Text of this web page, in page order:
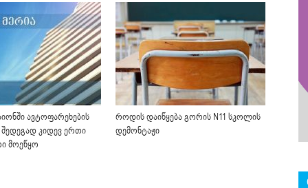
ავტოფარეხების
კიდევ ერთი
მოეწყო
როდის დაიწყება გორის N11 სკოლის
დემონტაჟი